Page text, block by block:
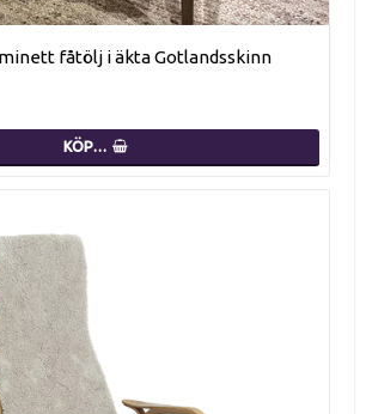
fåtölj i äkta Gotlandsskinn
KÖP…